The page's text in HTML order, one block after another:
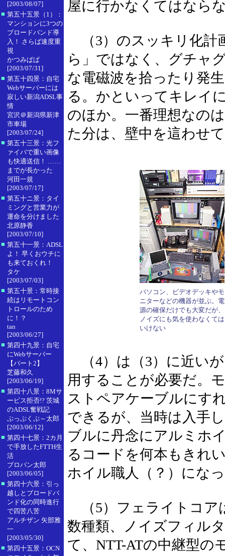
[2003/08/07]
■ 第五十五景（1）：
マンションに3つの
ブロードバンド導
入！ さらば速度重
視
かつみぱぱ
[2003/07/31]
■ 第五十四景：自宅
Webサーバーには
寂しい新潟ADSL事
情
宮沢＠新潟県新津
市車場
[2003/07/24]
■ 第五十三景：光フ
ァイバで重い画像
も快適送信！ ……
までが長かった
河田一規
[2003/07/17]
■ 第五十ニ景：タイ
ミングと営業力が
運命を分けました
北原静香
[2003/07/10]
■ 第五十一景：ADSL
よ！ 早くおウチに
も来ておくれ！
タケ
[2003/07/03]
■ 第五十景：常時接
続はリモートコン
トロールのため
に！？
tan
[2003/06/27]
■ 第四十九景：自宅
にWebサーバー
【パート2】
芝藤和久
[2003/06/19]
■ 第四十八景：8Mサ
ービス拒否!? 茨城
のADSL奮戦記
ぷっぷくぷ～太郎
[2003/06/12]
■ 第四十七景：2カ月
で手放したFTTH生
活
ブロバン太郎
[2003/06/05]
■ 第四十六景：引っ
越しとブロードバ
ンド化の同時進行
で四苦八苦
アルチザン 矢部雅
一
[2003/05/30]
■ 第四十五景：OCN
屋に行かなくてはなら
（3）のスッキリ化計
ら」ではなく、グチャ
な電磁波を拾ったり発
る。かといってキレイ
のほか。一番理想なの
た分は、壁中を這わせ
パソコン、ビデオデッキやモ
ニターなどの機器が並ぶ。電
源の確保だけでも大変だが、
ノイズにも気を使わなくては
いけない
（4）は（3）に近い
用することが必要だ。
ストペアケーブルにす
できるが、当時は入手
ブルに丹念にアルミホ
るコードを何本もきれ
ホイル職人（？）にな
（5）フェライトコア
数種類、ノイズフィル
て、NTT-ATの中継型の